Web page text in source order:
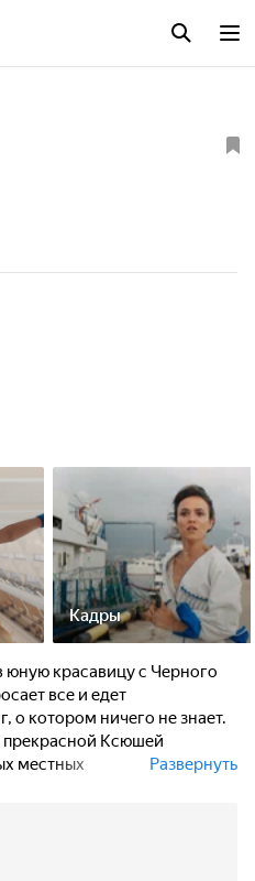
Кадры
юную красавицу с Черного
все и едет
о котором ничего не знает.
прекрасной Ксюшей
местных
новых друзей, как будто,
собирается сдаваться:
Развернуть